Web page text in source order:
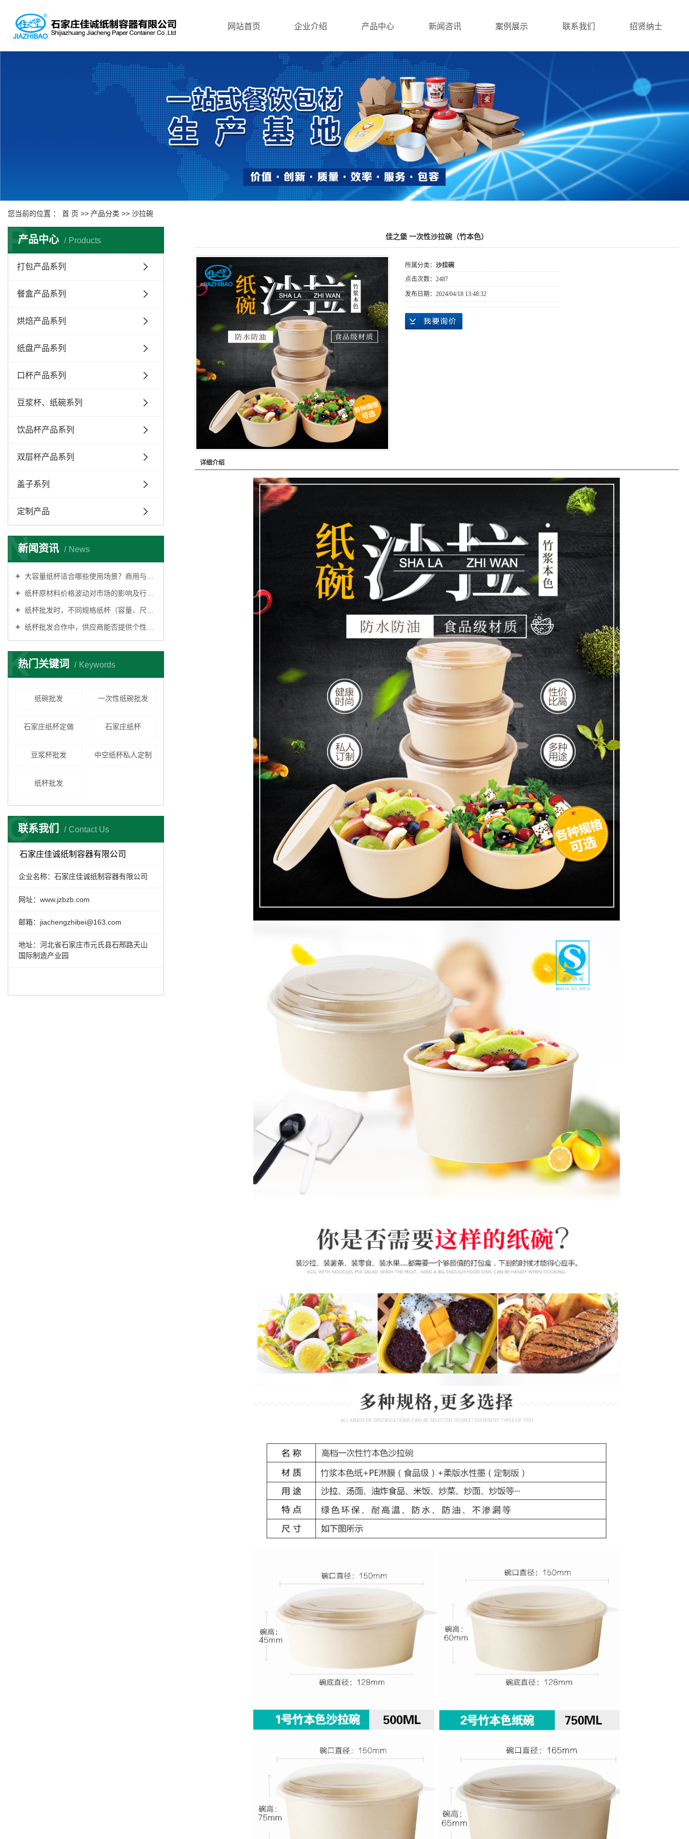
网站首页 企业介绍 产品中心 新闻咨讯 案例展示 联系我们 招贤纳士
您当前的位置 ： 首 页 >> 产品分类 >> 沙拉碗
产品中心 Products
P
打包产品系列
餐盒产品系列
烘焙产品系列
纸盘产品系列
口杯产品系列
豆浆杯、纸碗系列
饮品杯产品系列
双层杯产品系列
盖子系列
定制产品
新闻资讯 News
N
大容量纸杯适合哪些使用场景？商用与日常场景全覆盖
纸杯原材料价格波动对市场的影响及行业应对策略解析
纸杯批发时，不同规格纸杯（容量、尺寸）价格差异有多大？
纸杯批发合作中，供应商能否提供个性化的包装设计？
热门关键词 Keywords
K
纸碗批发 一次性纸碗批发
石家庄纸杯定做 石家庄纸杯
豆浆杯批发 中空纸杯私人定制
纸杯批发
联系我们 Contact Us
C
石家庄佳诚纸制容器有限公司
企业名称：石家庄佳诚纸制容器有限公司
网址： www.jzbzb.com
邮箱：jiachengzhibei@163.com
地址：河北省石家庄市元氏县石邢路天山
国际制造产业园
佳之堡 一次性沙拉碗（竹本色）
所属分类： 沙拉碗
点击次数： 2487
发布日期： 2024/04/18 13:48:32
详细介绍